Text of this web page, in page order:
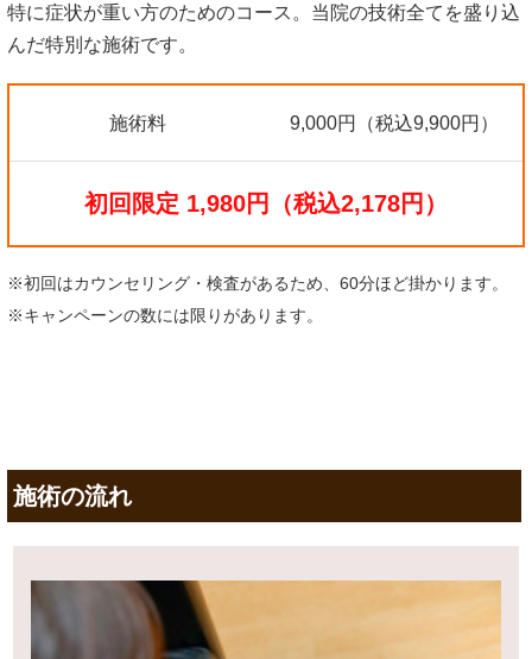
特に症状が重い方のためのコース。当院の技術全てを盛り込
んだ特別な施術です。
施術料 9,000円（税込9,900円）
初回限定 1,980円（税込2,178円）
※初回はカウンセリング・検査があるため、60分ほど掛かります。
※キャンペーンの数には限りがあります。
施術の流れ